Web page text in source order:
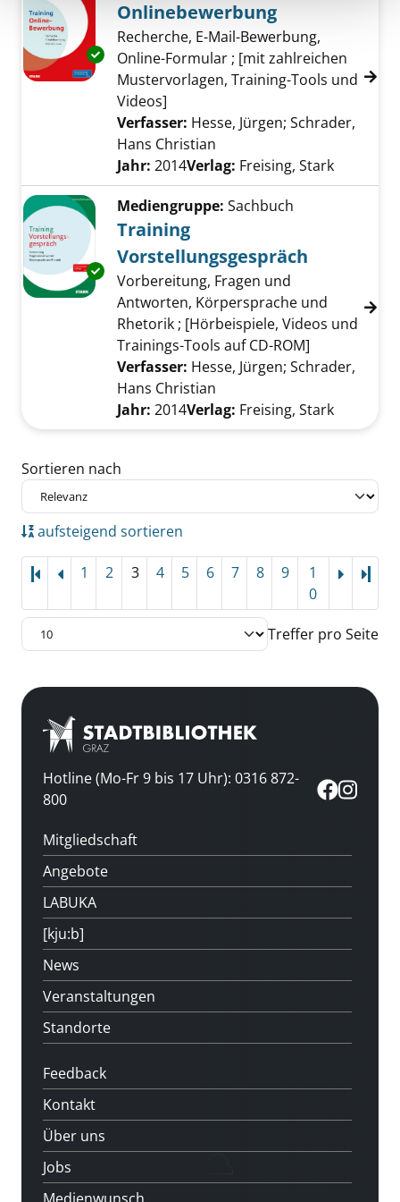
Exemplar-Details von Onlinebewerbung
Onlinebewerbung
Recherche, E-Mail-Bewerbung,
Online-Formular ; [mit zahlreichen
Mustervorlagen, Training-Tools und
Videos]
Verfasser: Hesse, Jürgen; Schrader,
Hans Christian
Jahr: 2014Verlag: Freising, Stark
Exemplar-Details von Training
Mediengruppe: Sachbuch
Training
Vorstellungsgespräch
Vorbereitung, Fragen und
Antworten, Körpersprache und
Rhetorik ; [Hörbeispiele, Videos und
Trainings-Tools auf CD-ROM]
Verfasser: Hesse, Jürgen; Schrader,
Hans Christian
Jahr: 2014Verlag: Freising, Stark
Zu den Suchfiltern springen
Sortieren nach
aufsteigend sortieren
1 2 3 4 5 6 7 8 9
1
0
Treffer pro Seite
Hotline (Mo-Fr 9 bis 17 Uhr): 0316 872-
800
Mitgliedschaft
Angebote
LABUKA
[kju:b]
News
Veranstaltungen
Standorte
Feedback
Kontakt
Über uns
Jobs